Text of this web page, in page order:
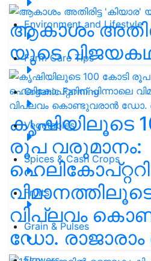
Environment and Lifestyle
Farm Care Tips
Organic Farming
Vegetables
Spices & Cash Crops
Fruits
Grain & Pulses
ആകാശം
യുടെ
കൃഷിയിലൂടെ
രൂപ വരുമാനം:
വിപ്ലവം
ഡോ. രാജാരാം